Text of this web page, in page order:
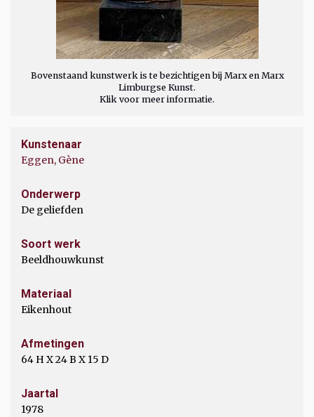
Bovenstaand kunstwerk is te bezichtigen bij Marx en Marx
Limburgse Kunst.
Klik voor meer informatie.
Kunstenaar
Eggen, Gène
Onderwerp
De geliefden
Soort werk
Beeldhouwkunst
Materiaal
Eikenhout
Afmetingen
64 H X 24 B X 15 D
Jaartal
1978